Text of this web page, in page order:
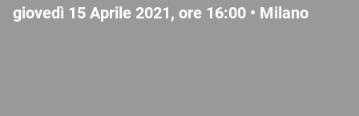
giovedì 15 Aprile 2021, ore 16:00 • Milano